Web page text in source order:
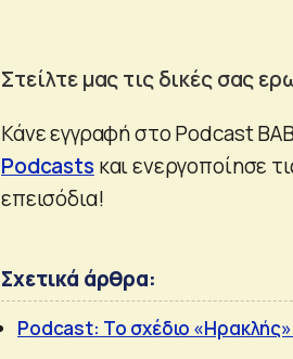
Στείλτε μας τις δικές σας
Κάνε εγγραφή στο Podcast
Podcasts και ενεργοποίησε
επεισόδια!
Σχετικά άρθρα:
Podcast: Tο σχέδιο